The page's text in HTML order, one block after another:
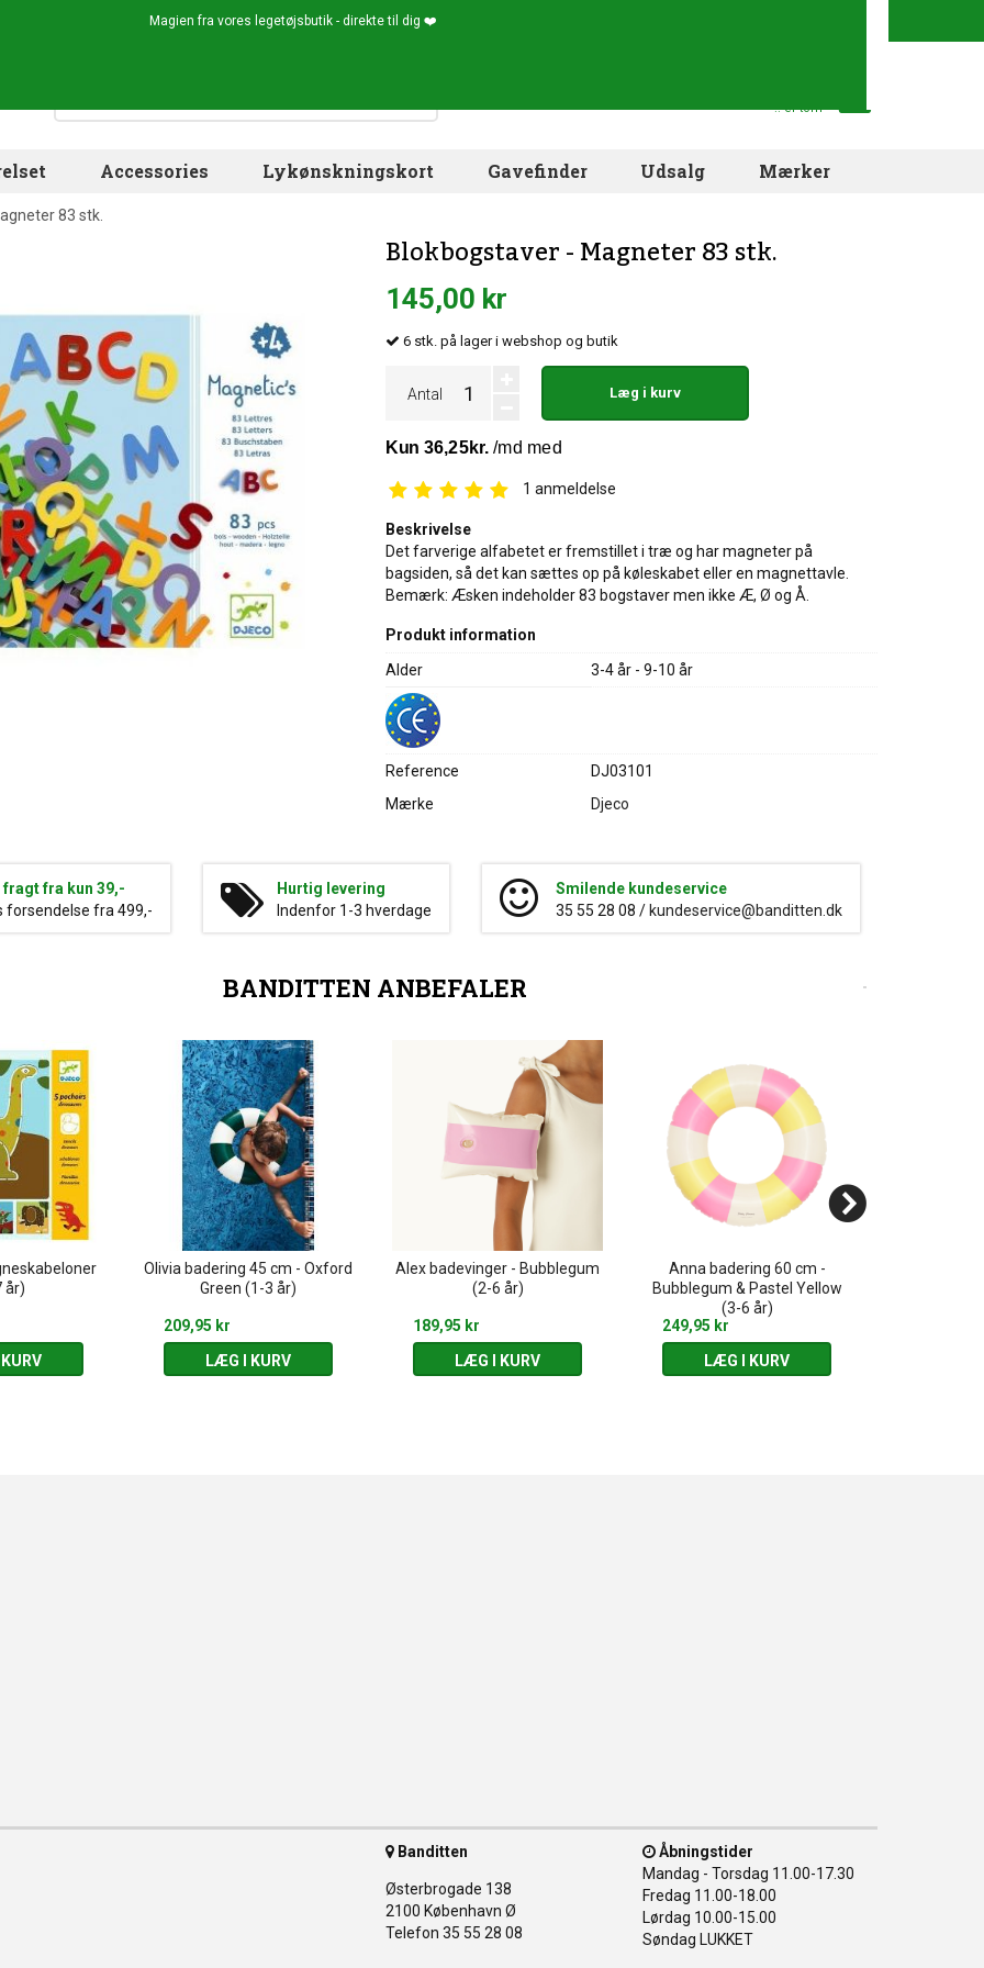
Magien fra vores legetøjsbutik - direkte til dig ❤️
.. er tom
Accessories Lykønskningskort Gavefinder Udsalg Mærker
83 stk.
Blokbogstaver - Magneter 83 stk.
145,00 kr
6 stk. på lager i webshop og butik
Antal Læg i kurv
1 anmeldelse
Beskrivelse
Det farverige alfabetet er fremstillet i træ og har magneter på
bagsiden, så det kan sættes op på køleskabet eller en magnettavle.
Bemærk: Æsken indeholder 83 bogstaver men ikke Æ, Ø og Å.
Produkt information
Alder
3-4 år - 9-10 år
Reference
DJ03101
Mærke
Djeco
fragt fra kun 39,-
forsendelse fra 499,-
Hurtig levering
Indenfor 1-3 hverdage
Smilende kundeservice
35 55 28 08 / kundeservice@banditten.dk
BANDITTEN ANBEFALER
år)
Olivia badering 45 cm - Oxford
Green (1-3 år)
209,95 kr
LÆG I KURV
Alex badevinger - Bubblegum
(2-6 år)
189,95 kr
LÆG I KURV
Anna badering 60 cm -
Bubblegum & Pastel Yellow
(3-6 år)
249,95 kr
LÆG I KURV
Banditten
Østerbrogade 138
2100 København Ø
Telefon 35 55 28 08
Åbningstider
Mandag - Torsdag 11.00-17.30
Fredag 11.00-18.00
Lørdag 10.00-15.00
Søndag LUKKET